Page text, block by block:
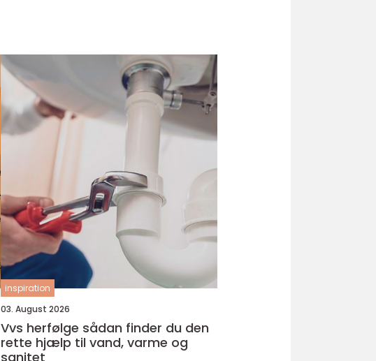
inspiration
03. August 2026
Vvs herfølge sådan finder du den
rette hjælp til vand, varme og
sanitet